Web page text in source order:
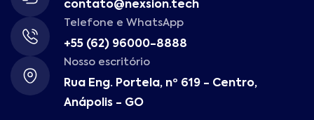
contato@nexsion.tech
Telefone e WhatsApp
+55 (62) 96000-8888
Nosso escritório
Rua Eng. Portela, nº 619 - Centro,
Anápolis - GO